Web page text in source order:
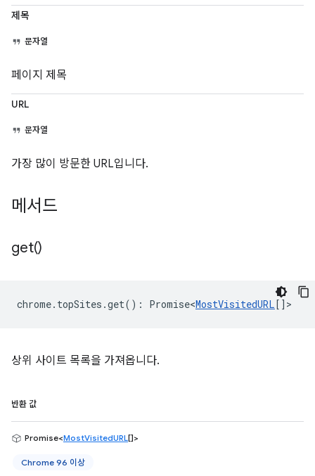
제목
문자열
페이지 제목
URL
문자열
가장 많이 방문한 URL입니다.
메서드
get()
chrome. topSites .get() : Promise<MostVisitedURL[] >
상위 사이트 목록을 가져옵니다.
반환 값
Promise<MostVisitedURL[]>
Chrome 96 이상